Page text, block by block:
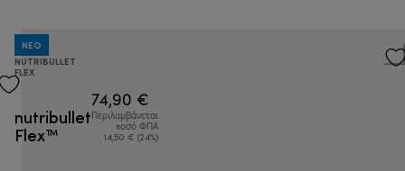
NEO
NUTRIBULLET
FLEX
nutribullet
Flex™
74,90 €
Περιλαμβάνεται
ποσό ΦΠΑ
14,50 € (24%)